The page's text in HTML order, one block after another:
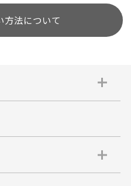
方法について